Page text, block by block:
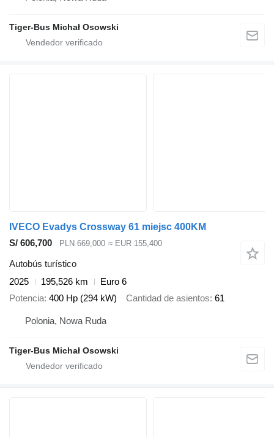
Tiger-Bus Michał Osowski
IVECO Evadys Crossway 61 miejsc 400KM
S/ 606,700
PLN 669,000 ≈ EUR 155,400
Autobús turístico
2025
195,526 km
Euro 6
Potencia 400 Hp (294 kW) Cantidad de asientos 61
Polonia, Nowa Ruda
Tiger-Bus Michał Osowski